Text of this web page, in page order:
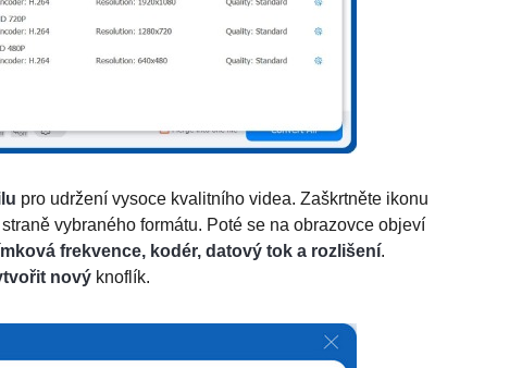
pro udržení vysoce kvalitního videa. Zaškrtněte ikonu
vybraného formátu. Poté se na obrazovce objeví
frekvence, kodér, datový tok a rozlišení.
nový knoflík.